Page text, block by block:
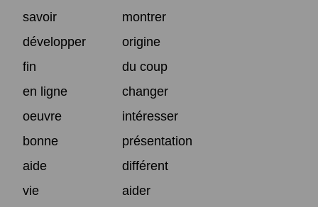
savoir
montrer
développer
origine
fin
du coup
en ligne
changer
oeuvre
intéresser
bonne
présentation
aide
différent
vie
aider